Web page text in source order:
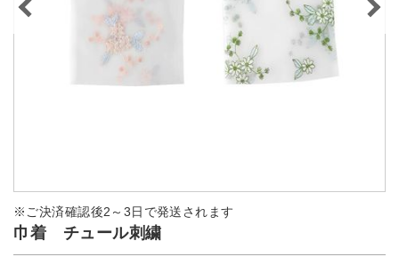
※ご決済確認後2～3日で発送されます
巾着 チュール刺繍